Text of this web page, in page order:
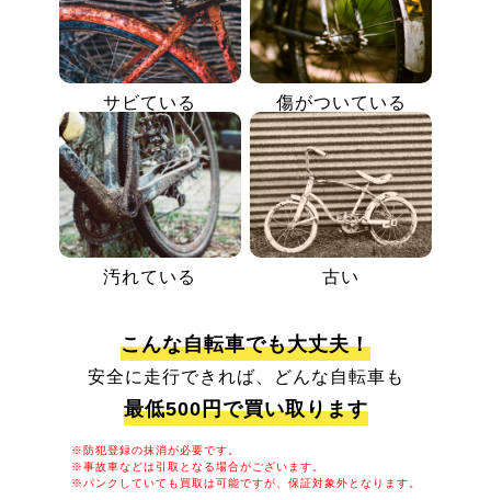
サビている 傷がついている
汚れている 古い
こんな自転車でも大丈夫！
安全に走行できれば、どんな自転車も
最低500円で買い取ります
※防犯登録の抹消が必要です。
※事故車などは引取となる場合がございます。
※パンクしていても買取は可能ですが、保証対象外となります。